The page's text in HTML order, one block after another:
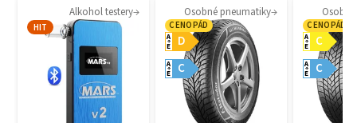
Alkohol testery
HIT
Osobné pneumatiky
CENOPÁD
D
A
E
C
A
E
CENOPÁD
C
A
E
C
A
E